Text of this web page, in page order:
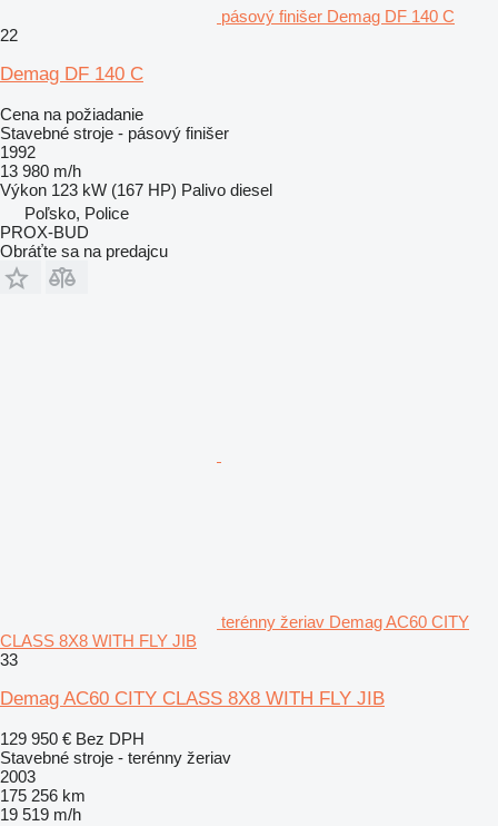
pásový finišer Demag DF 140 C
22
Demag DF 140 C
Cena na požiadanie
Stavebné stroje - pásový finišer
1992
13 980 m/h
Výkon 123 kW (167 HP) Palivo diesel
Poľsko, Police
PROX-BUD
Obráťte sa na predajcu
terénny žeriav Demag AC60 CITY
CLASS 8X8 WITH FLY JIB
33
Demag AC60 CITY CLASS 8X8 WITH FLY JIB
129 950 € Bez DPH
Stavebné stroje - terénny žeriav
2003
175 256 km
19 519 m/h